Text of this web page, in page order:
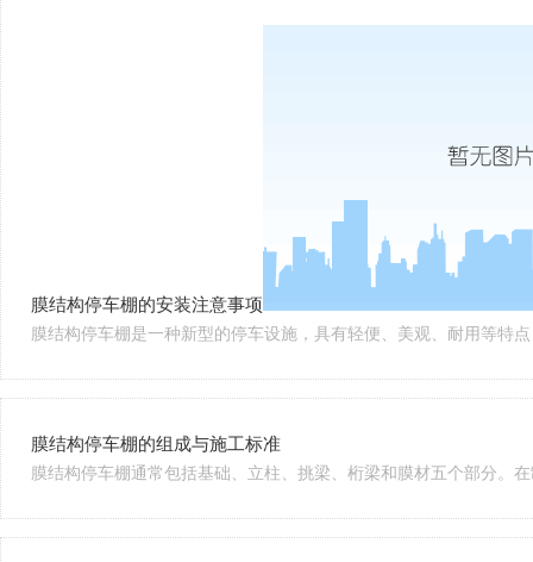
膜结构停车棚的安装注意事项
膜结构停车棚是一种新型的停车设施，具有轻便、美观、耐用等特
膜结构停车棚的组成与施工标准
膜结构停车棚通常包括基础、立柱、挑梁、桁梁和膜材五个部分。